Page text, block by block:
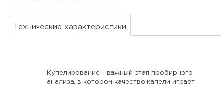
Технические характеристики
Купелирование - важный этап пробирного
анализа, в котором качество капели играет